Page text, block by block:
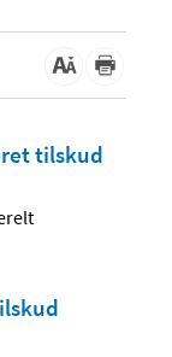
tilskud